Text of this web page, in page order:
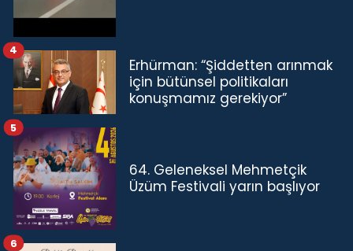
Erhürman: “Şiddetten arınmak
için bütünsel politikaları
konuşmamız gerekiyor”
4
64. Geleneksel Mehmetçik
Üzüm Festivali yarın başlıyor
5
6